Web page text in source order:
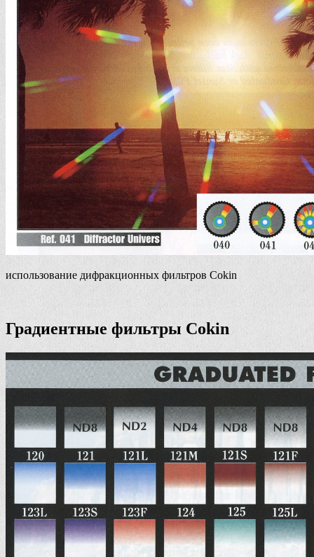
использование дифракционных фильтров Cokin
Градиентные фильтры Cokin